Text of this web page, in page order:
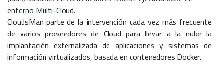
entorno Multi-Cloud.
CloudsMan parte de la intervención cada vez más frecuente
de varios proveedores de Cloud para llevar a la nube la
implantación externalizada de aplicaciones y sistemas de
información virtualizados, basada en contenedores Docker.